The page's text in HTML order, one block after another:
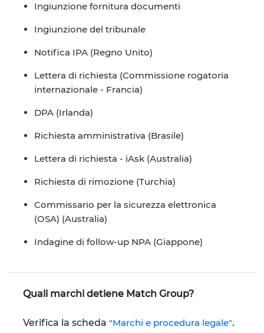
Ingiunzione fornitura documenti
Ingiunzione del tribunale
Notifica IPA (Regno Unito)
Lettera di richiesta (Commissione rogatoria
internazionale - Francia)
DPA (Irlanda)
Richiesta amministrativa (Brasile)
Lettera di richiesta - iAsk (Australia)
Richiesta di rimozione (Turchia)
Commissario per la sicurezza elettronica
(OSA) (Australia)
Indagine di follow-up NPA (Giappone)
Quali marchi detiene Match Group?
Verifica la scheda "Marchi e procedura legale".